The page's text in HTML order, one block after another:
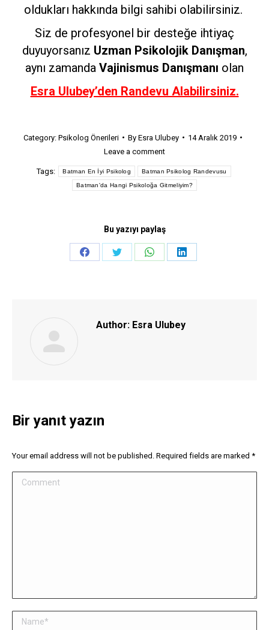
oldukları hakkında bilgi sahibi olabilirsiniz.
Siz de profesyonel bir desteğe ihtiyaç
duyuyorsanız Uzman Psikolojik Danışman,
aynı zamanda Vajinismus Danışmanı olan
Esra Ulubey’den Randevu Alabilirsiniz.
Category: Psikolog Önerileri By Esra Ulubey
14 Aralık 2019
Leave a comment
Tags: Batman En İyi Psikolog Batman Psikolog Randevusu
Batman'da Hangi Psikoloğa Gitmeliyim?
Bu yazıyı paylaş
Share
Share
Share
Share
Author: Esra Ulubey
Bir yanıt yazın
Your email address will not be published. Required fields are marked *
Comment
Name *